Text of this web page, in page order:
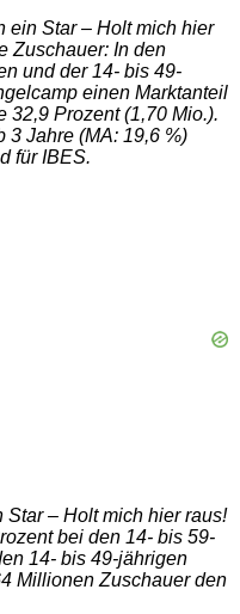
ein Star – Holt mich hier
Zuschauer: In den
und der 14- bis 49-
einen Marktanteil
32,9 Prozent (1,70 Mio.).
3 Jahre (MA: 19,6 %)
für IBES.
Star – Holt mich hier raus!
bei den 14- bis 59-
14- bis 49-jährigen
Millionen Zuschauer den